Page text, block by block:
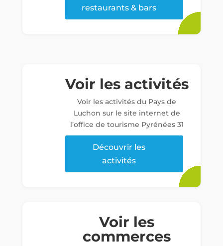
restaurants & bars
Voir les activités
Voir les activités du Pays de
Luchon sur le site internet de
l’office de tourisme Pyrénées 31
Découvrir les
activités
Voir les
commerces